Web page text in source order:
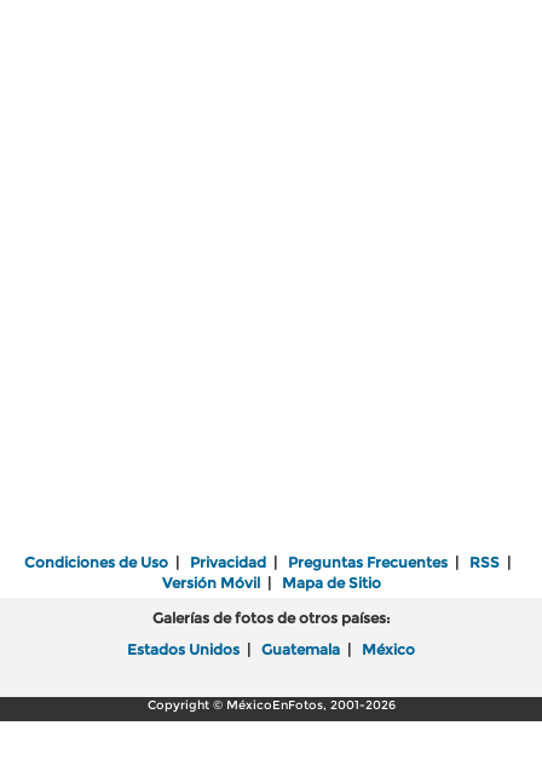
Condiciones de Uso | Privacidad | Preguntas Frecuentes | RSS |
Versión Móvil| Mapa de Sitio
Galerías de fotos de otros países:
Estados Unidos | Guatemala | México
Copyright © MéxicoEnFotos, 2001-2026